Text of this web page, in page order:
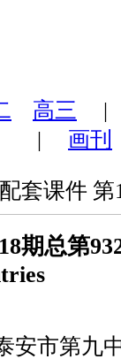
高三
| 画刊
套课件 第
期总第
安市第九